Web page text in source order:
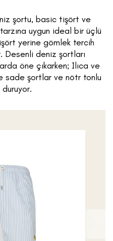
şortu, basic tişört ve
uygun ideal bir üçlü
yerine gömlek tercih
Desenli deniz şortları
öne çıkarken; Ilıca ve
sade şortlar ve nötr tonlu